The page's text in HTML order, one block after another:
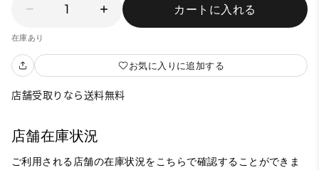
1 カートに入れる
在庫あり
お気に入りに追加する
店舗受取りなら送料無料
店舗在庫状況
ご利用される店舗の在庫状況をこちらで確認することができま